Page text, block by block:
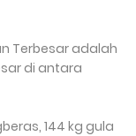
Terbesar adalah
di antara
144 kg gula